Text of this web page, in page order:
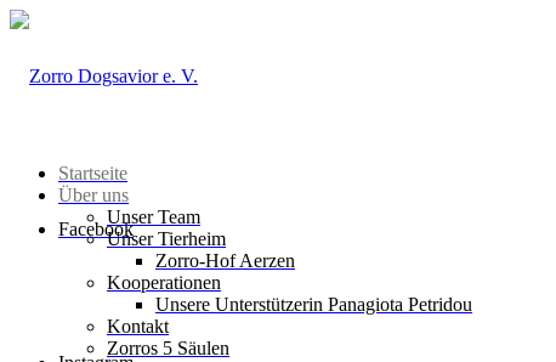
Facebook
Startseite
Über uns
Unser Team
Unser Tierheim
Zorro-Hof Aerzen
Kooperationen
Unsere Unterstützerin Panagiota Petridou
Kontakt
Zorros 5 Säulen